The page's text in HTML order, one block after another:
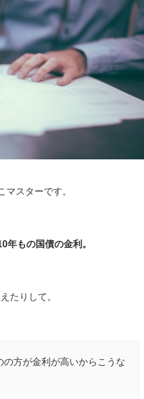
マスターです。
年もの国債の金利。
たりして。
の方が金利が高いからこうな